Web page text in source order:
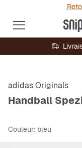
adidas Originals
Handball
Couleur: bleu